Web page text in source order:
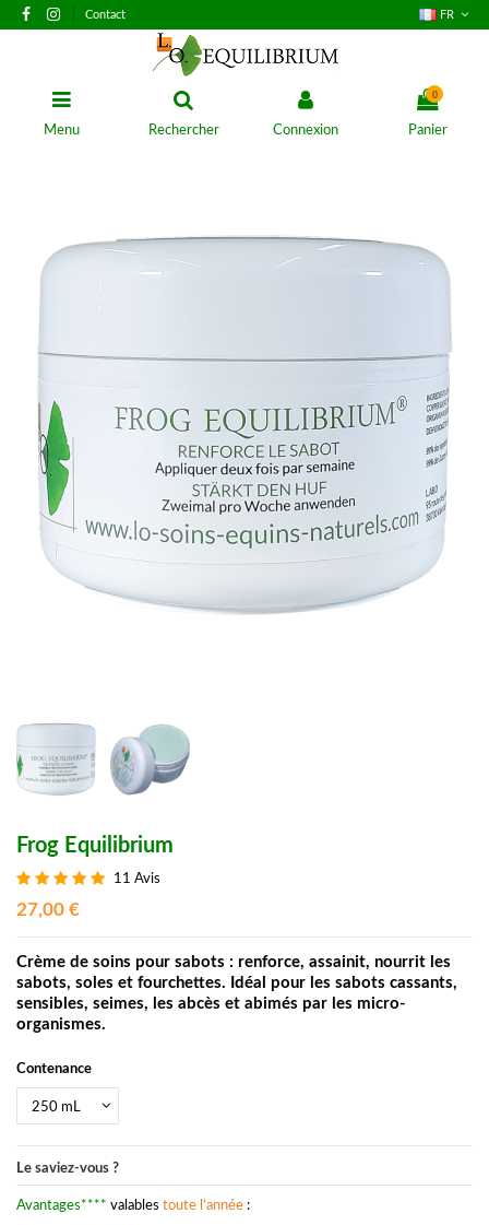
Contact FR
Menu Rechercher Connexion
0
Panier
Frog Equilibrium
11 Avis
27,00 €
Crème de soins pour sabots : renforce, assainit, nourrit les
sabots, soles et fourchettes. Idéal pour les sabots cassants,
sensibles, seimes, les abcès et abimés par les micro-
organismes.
Contenance
Le saviez-vous ?
Avantages**** valables toute l'année :